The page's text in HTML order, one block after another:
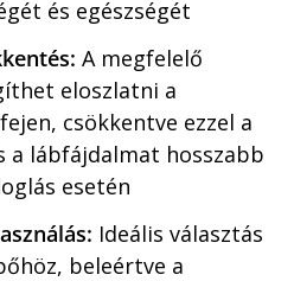
és egészségét
A megfelelő
eloszlatni a
csökkentve ezzel a
a lábfájdalmat hosszabb
esetén
Ideális választás
beleértve a